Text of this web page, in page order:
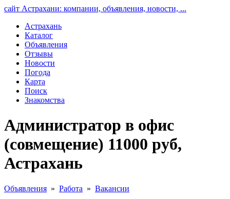
сайт Астрахани: компании, объявления, новости, ...
Астрахань
Каталог
Объявления
Отзывы
Новости
Погода
Карта
Поиск
Знакомства
Администратор в офис
(совмещение) 11000 руб,
Астрахань
Объявления » Работа » Вакансии